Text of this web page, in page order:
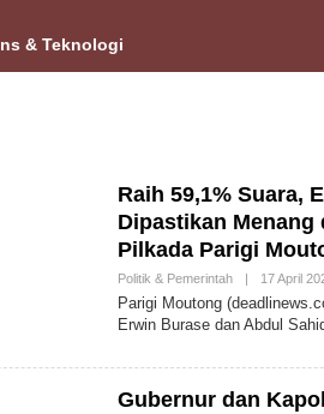
& Teknologi
Raih 59,1% Suara,
Dipastikan Menang
Pilkada Parigi
Politik & Pemerintah | 17 April
Parigi Moutong
Erwin Burase dan Abdul
Gubernur dan